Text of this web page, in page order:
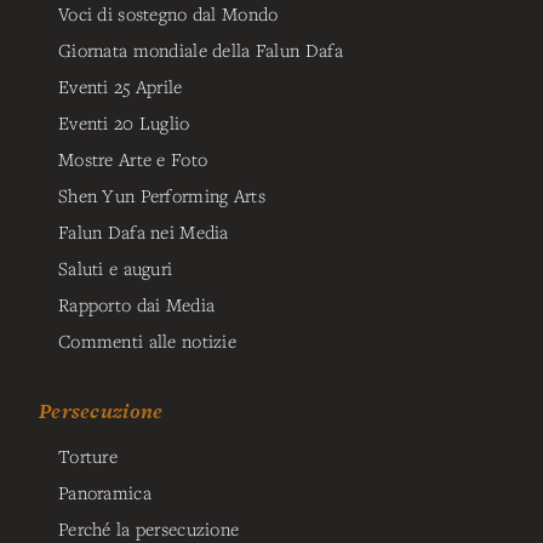
Voci di sostegno dal Mondo
Giornata mondiale della Falun Dafa
Eventi 25 Aprile
Eventi 20 Luglio
Mostre Arte e Foto
Shen Yun Performing Arts
Falun Dafa nei Media
Saluti e auguri
Rapporto dai Media
Commenti alle notizie
Persecuzione
Torture
Panoramica
Perché la persecuzione